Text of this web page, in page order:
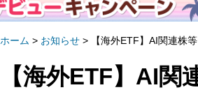
ホーム > お知らせ > 【海外ETF】AI関連株
【海外ETF】AI